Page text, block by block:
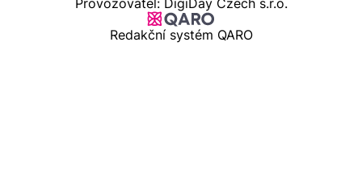
Provozovatel: DigiDay Czech s.r.o.
Redakční systém QARO